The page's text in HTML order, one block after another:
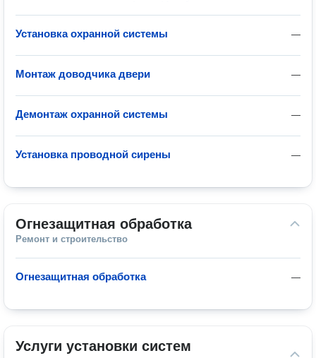
—
Установка охранной системы
—
Монтаж доводчика двери
—
Демонтаж охранной системы
—
Установка проводной сирены
Огнезащитная обработка
Ремонт и строительство
—
Огнезащитная обработка
Услуги установки систем